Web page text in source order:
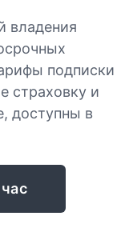
владения
подписки
страховку и
доступны в